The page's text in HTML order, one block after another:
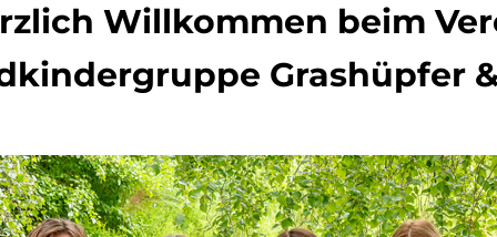
Willkommen beim
Grashüpfer